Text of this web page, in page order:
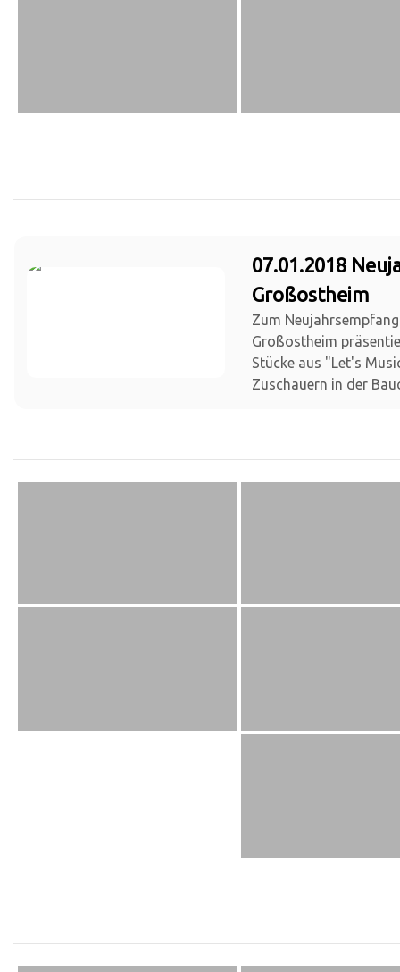
07.01.2018
Großostheim
Zum
Großostheim
Stücke aus "Let's
Zuschauern in der